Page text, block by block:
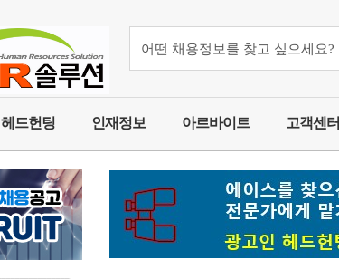
헤드헌팅 인재정보 아르바이트 고객센터